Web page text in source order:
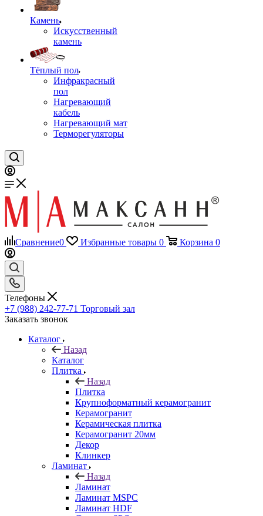
Камень
Искусственный
камень
Тёплый пол
Инфракрасный
пол
Нагревающий
кабель
Нагревающий мат
Терморегуляторы
Сравнение0 Избранные товары 0 Корзина 0
Телефоны
+7 (988) 242-77-71 Торговый зал
Заказать звонок
Каталог
Назад
Каталог
Плитка
Назад
Плитка
Крупноформатный керамогранит
Керамогранит
Керамическая плитка
Керамогранит 20мм
Декор
Клинкер
Ламинат
Назад
Ламинат
Ламинат MSPC
Ламинат HDF